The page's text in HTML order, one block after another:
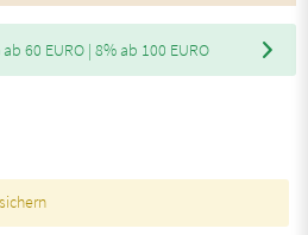
60 EURO | 8% ab 100 EURO